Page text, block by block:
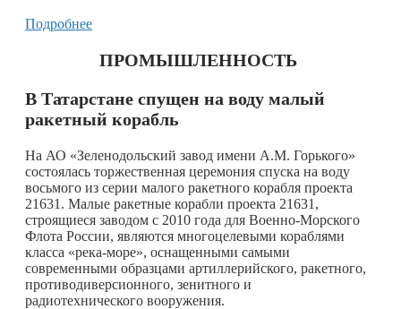
Подробнее
ПРОМЫШЛЕННОСТЬ
В Татарстане спущен на воду малый
ракетный корабль
На АО «Зеленодольский завод имени А.М. Горького»
состоялась торжественная церемония спуска на воду
восьмого из серии малого ракетного корабля проекта
21631. Малые ракетные корабли проекта 21631,
строящиеся заводом с 2010 года для Военно-Морского
Флота России, являются многоцелевыми кораблями
класса «река-море», оснащенными самыми
современными образцами артиллерийского, ракетного,
противодиверсионного, зенитного и
радиотехнического вооружения.